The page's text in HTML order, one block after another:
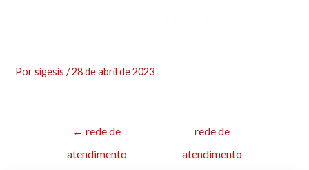
Porsigesis/28 de abril de 2023
← rede de
atendimento
rede de
atendimento